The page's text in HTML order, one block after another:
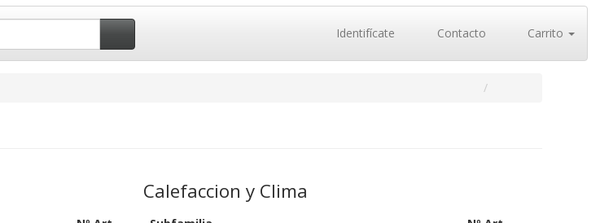
Identifícate Contacto Carrito
Calefaccion y Clima